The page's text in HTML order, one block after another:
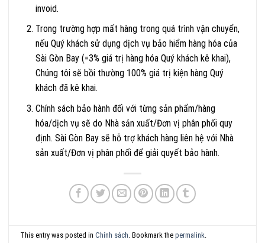
invoid.
Trong trường hợp mất hàng trong quá trình vận chuyển,
nếu Quý khách sử dụng dịch vụ bảo hiểm hàng hóa của
Sài Gòn Bay (=3% giá trị hàng hóa Quý khách kê khai),
Chúng tôi sẽ bồi thường 100% giá trị kiện hàng Quý
khách đã kê khai.
Chính sách bảo hành đối với từng sản phẩm/hàng
hóa/dịch vụ sẽ do Nhà sản xuất/Đơn vị phân phối quy
định. Sài Gòn Bay sẽ hỗ trợ khách hàng liên hệ với Nhà
sản xuất/Đơn vị phân phối để giải quyết bảo hành.
This entry was posted inChính sách. Bookmark thepermalink.